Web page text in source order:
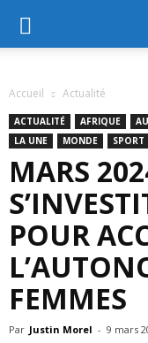
Accueil Actualité
ACTUALITÉ AFRIQUE
LA UNE
MONDE SPORT
MARS
POUR
FEMMES
Par Justin Morel - 9 mars